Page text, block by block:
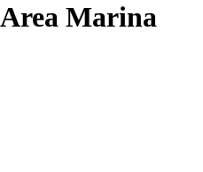
Marina